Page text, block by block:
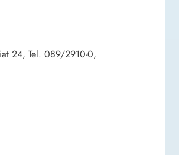
24, Tel. 089/2910-0,